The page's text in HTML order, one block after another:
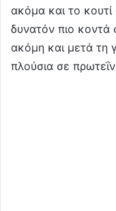
ακόμα και το
δυνατόν πιο κοντά
ακόμη και μετά τη
πλούσια σε